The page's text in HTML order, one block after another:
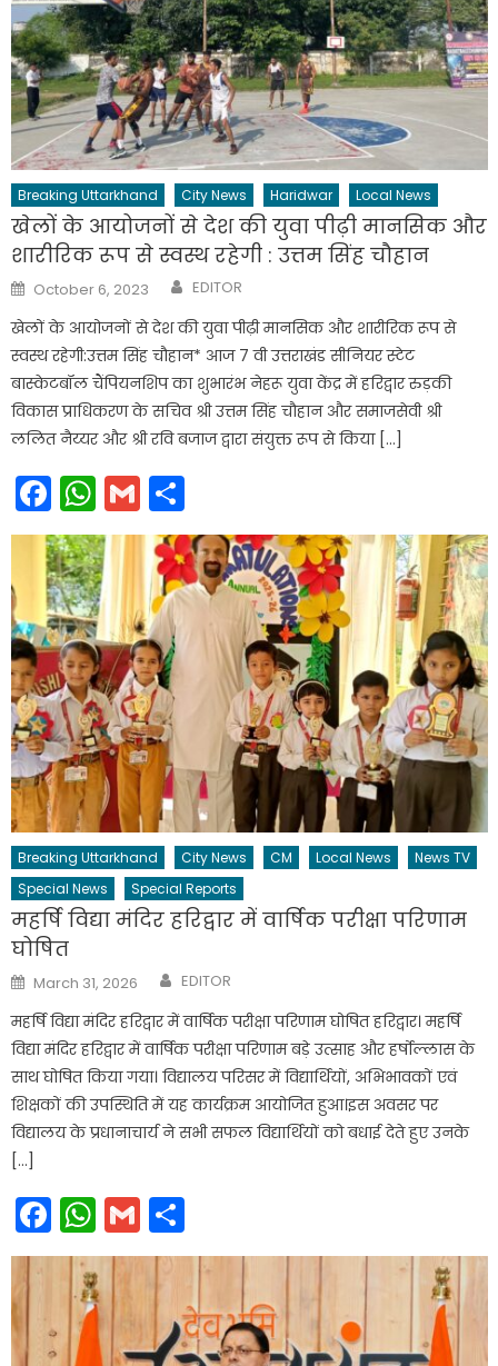
Breaking Uttarkhand City News Haridwar Local News
खेलों के आयोजनों से देश की युवा पीढ़ी मानसिक और
शारीरिक रूप से स्वस्थ रहेगी : उत्तम सिंह चौहान
Posted
on
October 6, 2023 Author
EDITOR
खेलों के आयोजनों से देश की युवा पीढ़ी मानसिक और शारीरिक रूप से
स्वस्थ रहेगी:उत्तम सिंह चौहान* आज 7 वी उत्तराखंड सीनियर स्टेट
बास्केटबॉल चैंपियनशिप का शुभारंभ नेहरू युवा केंद्र में हरिद्वार रुड़की
विकास प्राधिकरण के सचिव श्री उत्तम सिंह चौहान और समाजसेवी श्री
ललित नैय्यर और श्री रवि बजाज द्वारा संयुक्त रूप से किया […]
Facebook
WhatsApp
Gmail
Breaking Uttarkhand City News CM Local News
News TV
Special News
Special Reports
महर्षि विद्या मंदिर हरिद्वार में वार्षिक परीक्षा परिणाम
घोषित
Posted
on
March 31, 2026 Author
EDITOR
महर्षि विद्या मंदिर हरिद्वार में वार्षिक परीक्षा परिणाम घोषित हरिद्वार। महर्षि
विद्या मंदिर हरिद्वार में वार्षिक परीक्षा परिणाम बड़े उत्साह और हर्षोल्लास के
साथ घोषित किया गया। विद्यालय परिसर में विद्यार्थियों, अभिभावकों एवं
शिक्षकों की उपस्थिति में यह कार्यक्रम आयोजित हुआ।इस अवसर पर
विद्यालय के प्रधानाचार्य ने सभी सफल विद्यार्थियों को बधाई देते हुए उनके
[…]
Facebook
WhatsApp
Gmail